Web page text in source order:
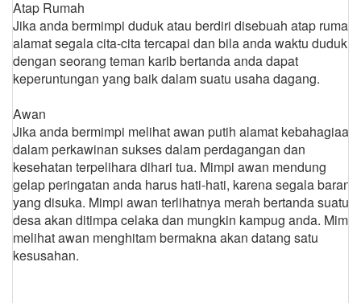
Atap Rumah
Jika anda bermimpi duduk atau berdiri disebuah atap rumah
alamat segala cita-cita tercapai dan bila anda waktu duduk
dengan seorang teman karib bertanda anda dapat
keperuntungan yang baik dalam suatu usaha dagang.
Awan
Jika anda bermimpi melihat awan putih alamat kebahagiaan
dalam perkawinan sukses dalam perdagangan dan
kesehatan terpelihara dihari tua. Mimpi awan mendung
gelap peringatan anda harus hati-hati, karena segala barang
yang disuka. Mimpi awan terlihatnya merah bertanda suatu
desa akan ditimpa celaka dan mungkin kampug anda. Mimpi
melihat awan menghitam bermakna akan datang satu
kesusahan.